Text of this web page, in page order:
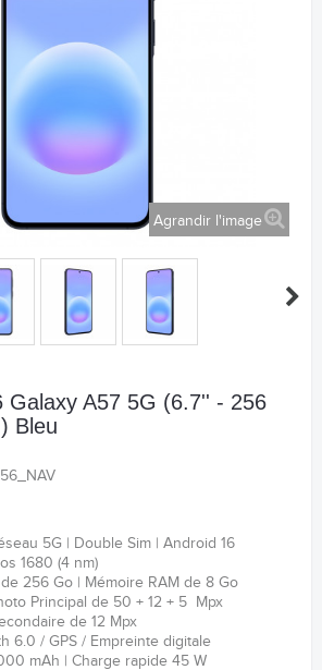
Agrandir l'image
Galaxy A57 5G (6.7'' - 256
Bleu
5G Double Sim
Android 16
1680 (4 nm)
256 Go
Mémoire RAM de 8 Go
Principal de 50 + 12 + 5 Mpx
de 12 Mpx
6.0 / GPS / Empreinte digitale
mAh Charge rapide 45 W